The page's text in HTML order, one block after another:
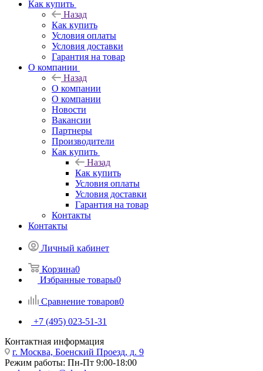
Как купить
Назад
Как купить
Условия оплаты
Условия доставки
Гарантия на товар
О компании
Назад
О компании
О компании
Новости
Вакансии
Партнеры
Производители
Как купить
Назад
Как купить
Условия оплаты
Условия доставки
Гарантия на товар
Контакты
Контакты
Личный кабинет
Корзина0
Избранные товары0
Сравнение товаров0
+7 (495) 023-51-31
Контактная информация
г. Москва, Боенский Проезд, д. 9
Режим работы: Пн-Пт 9:00-18:00